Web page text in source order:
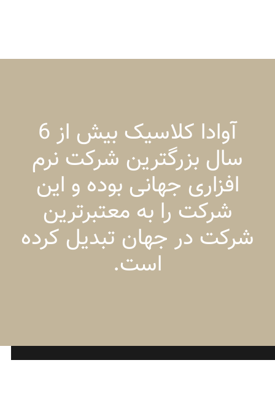
آوادا کلاسیک بیش از 6
سال بزرگترین شرکت نرم
افزاری جهانی بوده و این
شرکت را به معتبرترین
شرکت در جهان تبدیل کرده
است.